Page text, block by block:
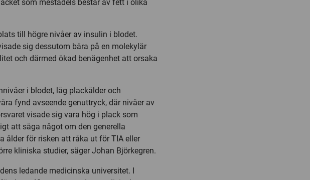
som mestadels består av fett i olika
till högre nivåer av insulin i blodet.
sig dessutom bära på en molekylär
och därmed ökad benägenhet att orsaka
i blodet, låg plackålder och
fynd avseende genuttryck, där nivåer av
visade sig vara hög i plack som
att säga något om den generella
ålder för risken att råka ut för TIA eller
kliniska studier, säger Johan Björkegren.
ledande medicinska universitet. I